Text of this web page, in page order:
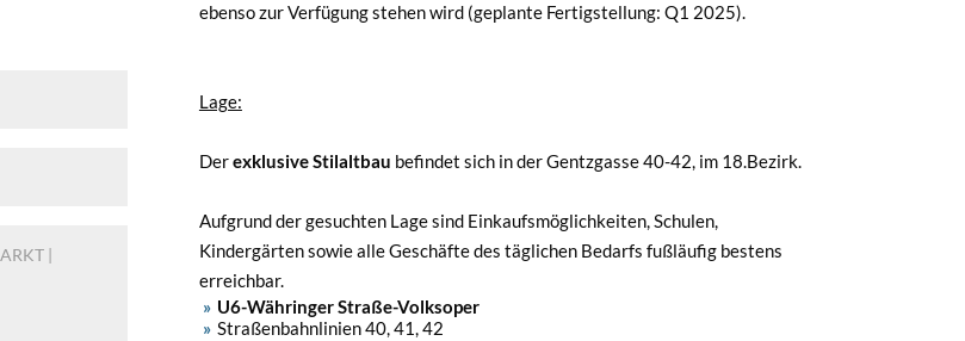
ebenso zur Verfügung stehen wird (geplante Fertigstellung: Q1 2025).
Lage:
Derexklusive Stilaltbau befindet sich in der Gentzgasse 40-42, im 18.Bezirk.
Aufgrund der gesuchten Lage sind Einkaufsmöglichkeiten, Schulen,
Kindergärten sowie alle Geschäfte des täglichen Bedarfs fußläufig bestens
erreichbar.
U6-Währinger Straße-Volksoper
Straßenbahnlinien 40, 41, 42